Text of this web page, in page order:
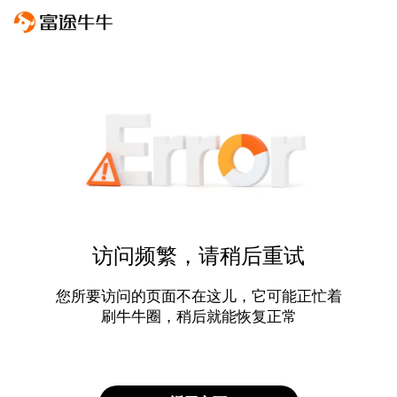
访问频繁，请稍后重试
您所要访问的页面不在这儿，它可能正忙着
刷牛牛圈，稍后就能恢复正常